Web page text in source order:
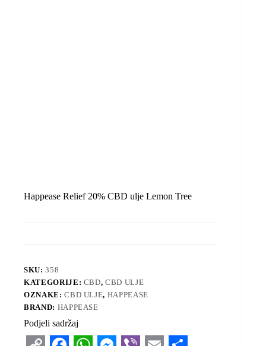
Happease Relief 20% CBD ulje Lemon Tree
SKU:358
KATEGORIJE: CBD,CBD ULJE
OZNAKE:CBD ULJE, HAPPEASE
BRAND: HAPPEASE
Podjeli sadržaj